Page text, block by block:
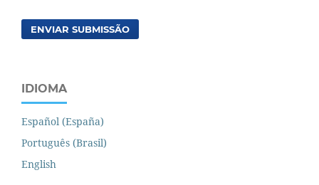
ENVIAR SUBMISSÃO
IDIOMA
Español (España)
Português (Brasil)
English